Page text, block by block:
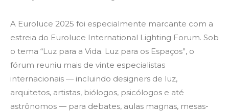
A Euroluce 2025 foi especialmente marcante com a
estreia do Euroluce International Lighting Forum. Sob
o tema “Luz para a Vida. Luz para os Espaços”, o
fórum reuniu mais de vinte especialistas
internacionais — incluindo designers de luz,
arquitetos, artistas, biólogos, psicólogos e até
astrônomos — para debates, aulas magnas, mesas-